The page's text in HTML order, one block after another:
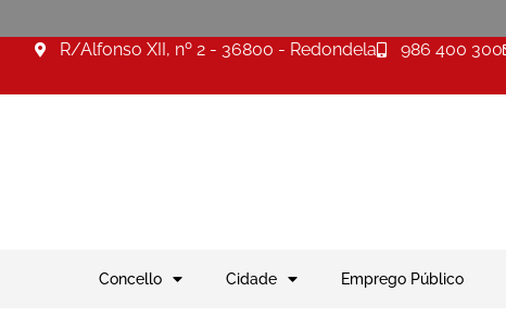
R/Alfonso XII, nº 2 - 36800 - Redondela 986 400 300
Concello Cidade Emprego Público